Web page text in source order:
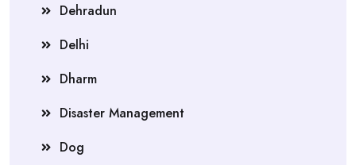
Dehradun
Delhi
Dharm
Disaster Management
Dog